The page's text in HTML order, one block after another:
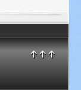
↑↑↑